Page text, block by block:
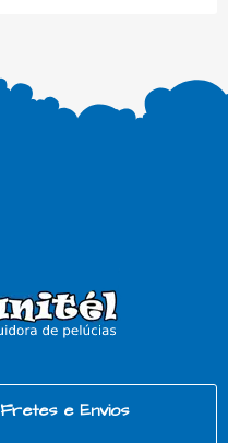
Fretes e Envios